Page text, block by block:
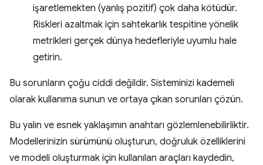
işaretlemekten (yanlış pozitif) çok daha kötüdür.
Riskleri azaltmak için sahtekarlık tespitine yönelik
metrikleri gerçek dünya hedefleriyle uyumlu hale
getirin.
Bu sorunların çoğu ciddi değildir. Sisteminizi kademeli
olarak kullanıma sunun ve ortaya çıkan sorunları çözün.
Bu yalın ve esnek yaklaşımın anahtarı gözlemlenebilirliktir.
Modellerinizin sürümünü oluşturun, doğruluk özelliklerini
ve modeli oluşturmak için kullanılan araçları kaydedin,